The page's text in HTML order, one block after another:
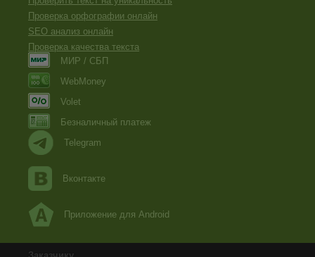
Проверка орфографии онлайн
SEO анализ онлайн
Проверка качества текста
МИР / СБП
WebMoney
Volet
Безналичный платеж
Telegram
Вконтакте
Приложение для Android